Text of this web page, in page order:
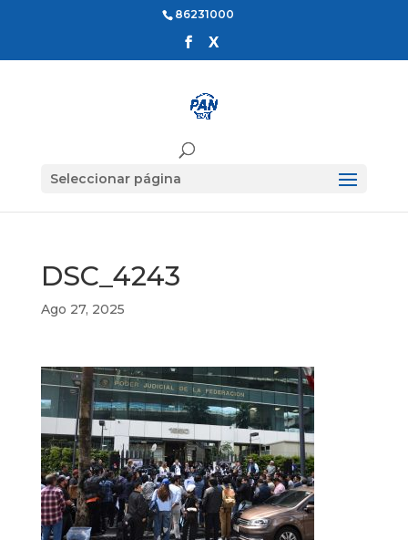
86231000
Seleccionar página
DSC_4243
Ago 27, 2025